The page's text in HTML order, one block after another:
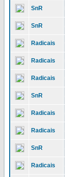
SnR
SnR
Radicais
Radicais
Radicais
SnR
Radicais
Radicais
SnR
Radicais